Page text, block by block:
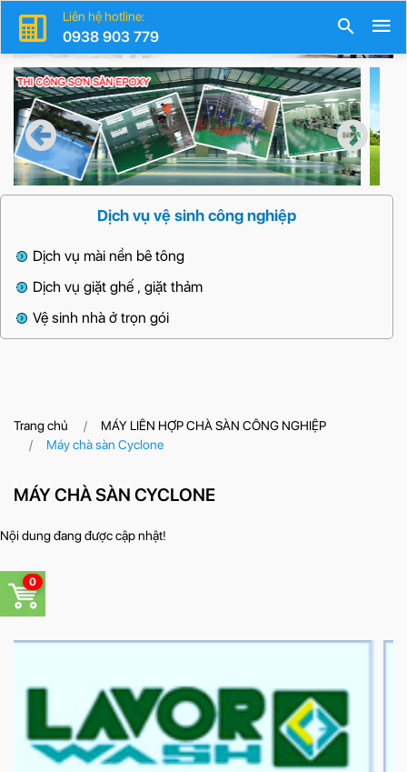
Liên hệ hotline:
0938 903 779
Dịch vụ vệ sinh công nghiệp
Dịch vụ mài nền bê tông
Dịch vụ giặt ghế , giặt thảm
Vệ sinh nhà ở trọn gói
Trang chủ
MÁY LIÊN HỢP CHÀ SÀN CÔNG NGHIỆP
Máy chà sàn Cyclone
MÁY CHÀ SÀN CYCLONE
Nội dung đang được cập nhật!
0